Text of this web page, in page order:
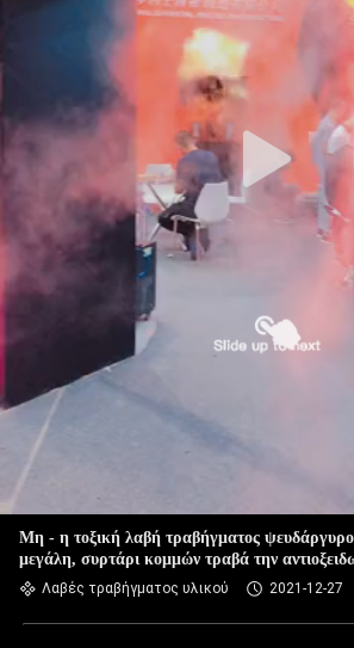
Μη - η τοξική λαβή τραβήγματος
μεγάλη, συρτάρι κομμών τραβά την
διάρκεια ζωής
Λαβές τραβήγματος υλικού 2021-12-27